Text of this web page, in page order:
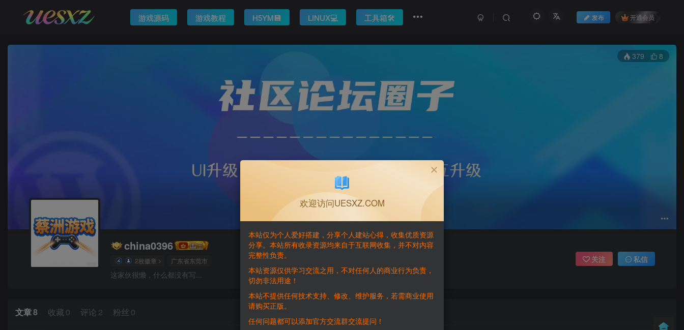
游戏源码 游戏教程 H5YM💾 LINUX💻 工具箱🛠️ 发布 开通会员
379 8
china0396
2枚徽章 广东省东莞市
这家伙很懒，什么都没有写...
关注 私信
文章8 收藏 0 评论 2 粉丝 0
欢迎访问UESXZ.COM
本站仅为个人爱好搭建，分享个人建站心得，收集优质资源
分享。本站所有收录资源均来自于互联网收集，并不对内容
完整性负责。
本站资源仅供学习交流之用，不对任何人的商业行为负责，
切勿非法用途！
本站不提供任何技术支持、修改、维护服务，若需商业使用
请购买正版。
任何问题都可以添加官方交流群交流提问！